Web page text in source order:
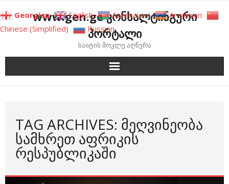
to
content
www.gen.ge კონსალტინგური
პორტალი
საიტის მოკლე აღწერა
TAG ARCHIVES: ᲛᲔᲦᲕᲘᲜᲔᲝᲑᲐ
ᲡᲐᲛᲮᲠᲔᲗ ᲐᲤᲠᲘᲙᲘᲡ
ᲠᲔᲡᲞᲣᲑᲚᲘᲙᲐᲨᲘ
Georgian English Azerbaijani
Armenian
Chinese (Simplified)
Russian